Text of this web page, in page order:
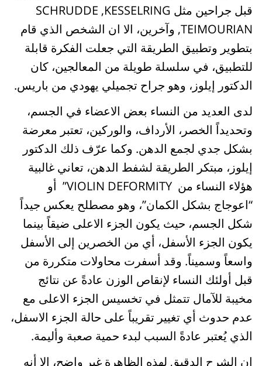
قبل جراحين مثل SCHRUDDE ,KESSELRING
,TEIMOURIAN وآخرين، الا ان الشخص الذي قام
بتطوير وتطبيق الطريقة التي جعلت الفكرة قابلة
للتطبيق، في سلسلة طويلة من المعالجين، كان
الدكتور إيلوز، وهو جراح تجميلي يهودي من باريس.
لدى العديد من النساء بعض الاعضاء في الجسم،
وتحديداً الخصر، الأرداف، والوركين، تعتبر معرضة
بشكل جدي لجمع الدهن. وكما عرّف ذلك الدكتور
إيلوز، مبتكر الطريقة لشفط الدهن، تعاني غالبية
هؤلاء النساء من VIOLIN DEFORMITY” أو
“اعوجاج بشكل الكمان”، وهو مصطلح يعكس جيداً
شكل الجسم، حيث يكون الجزء الاعلى ضيقاً بينما
يكون الجزء الأسفل، أي من الخصرين إلى الأسفل
واسعاً وسميناً. وقد أسفرت محاولات متكررة من
قبل أولئك النساء لإنقاص الوزن عادةً عن نتائج
مخيبة للآمال تتمثل في تخسيس الجزء الاعلى مع
عدم حدوث أي تغيير تقريباً على حالة الجزء الاسفل،
الذي يُعتبر عادةً السبب لبدء حمية صعبة وأليمة.
إن الشرح الدقيق لهذه الظاهرة غير واضح، إلا أنه